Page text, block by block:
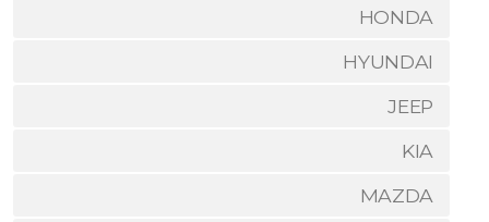
HONDA
HYUNDAI
JEEP
KIA
MAZDA